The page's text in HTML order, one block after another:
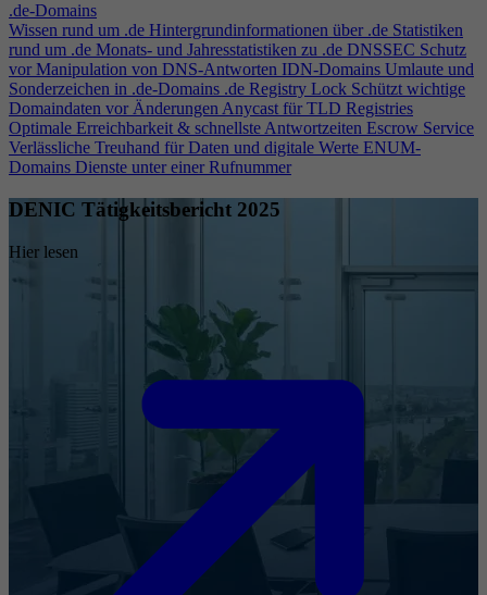
.de-Domains
Wissen rund um .de Hintergrundinformationen über .de Statistiken
rund um .de Monats- und Jahresstatistiken zu .de DNSSEC Schutz
vor Manipulation von DNS-Antworten IDN-Domains Umlaute und
Sonderzeichen in .de-Domains .de Registry Lock Schützt wichtige
Domaindaten vor ÄnderungenAnycast für TLD Registries
Optimale Erreichbarkeit & schnellste Antwortzeiten Escrow Service
Verlässliche Treuhand für Daten und digitale Werte ENUM-
Domains Dienste unter einer Rufnummer
DENIC Tätigkeitsbericht 2025
Hier lesen